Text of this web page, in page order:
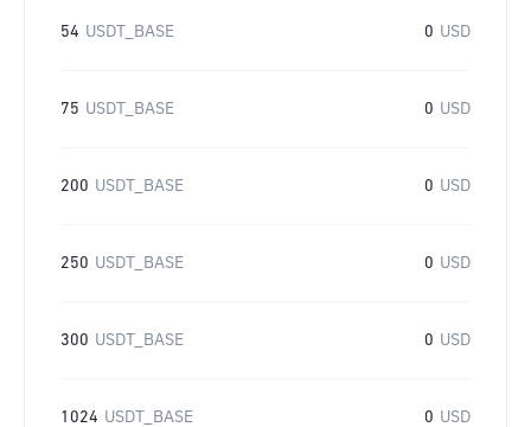
54 USDT_BASE 0 USD
75 USDT_BASE 0 USD
200 USDT_BASE 0 USD
250 USDT_BASE 0 USD
300 USDT_BASE 0 USD
1024 USDT_BASE 0 USD